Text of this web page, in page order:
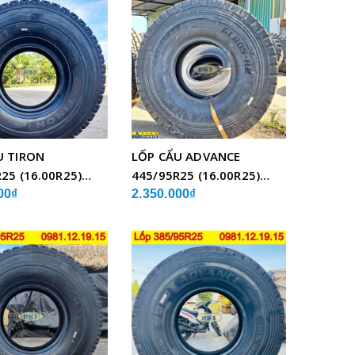
TIRON
(16.00R25)
THÉP
LỐP CẨU ADVANCE
445/95R25 (16.00R25)
GLB05 BỐ THÉP
2.350.000₫